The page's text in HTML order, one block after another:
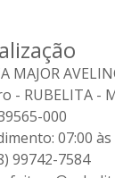
MAJOR
- RUBELITA -
000
07:00 às
99742-7584